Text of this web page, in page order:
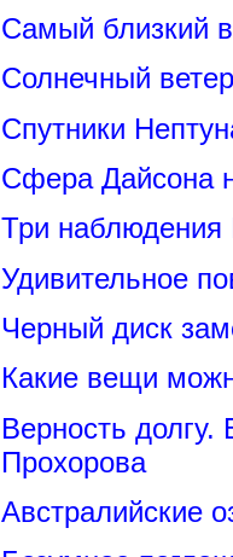
Самый близкий
Солнечный
Спутники
Сфера Дайсона
Три
Удивительное
Черный диск
Какие вещи
Верность
Прохорова
Австралийские